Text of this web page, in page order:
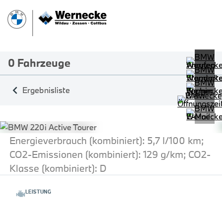
0 Fahrzeuge
Ergebnisliste
Energieverbrauch (kombiniert): 5,7 l/100 km;
CO2-Emissionen (kombiniert): 129 g/km; CO2-
Klasse (kombiniert): D
LEISTUNG